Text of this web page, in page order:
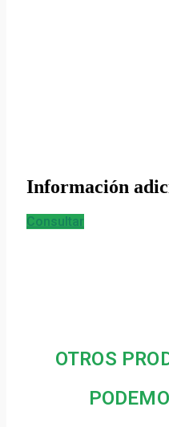
Información
Consultar
OTROS